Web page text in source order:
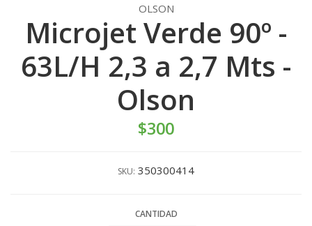
OLSON
Microjet Verde 90º -
63L/H 2,3 a 2,7 Mts -
Olson
$300
SKU: 350300414
CANTIDAD